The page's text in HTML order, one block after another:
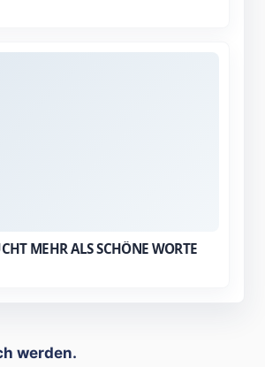
MEHR ALS SCHÖNE WORTE
werden.